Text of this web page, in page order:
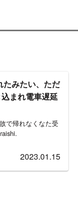
たみたい、ただ
まれ電車遅延
で帰れなくなた受
2023.01.15